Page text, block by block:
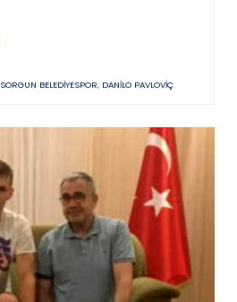
SORGUN BELEDIYESPOR, DANILO PAVLOVIÇ